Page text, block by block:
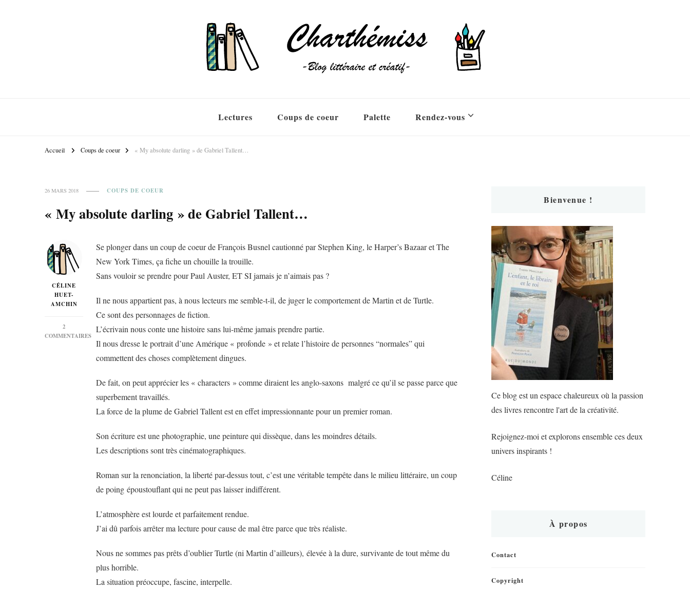
Lectures Coups de coeur Palette Rendez-vous
Accueil Coups de coeur « My absolute darling » de Gabriel Tallent…
26 MARS 2018 COUPS DE COEUR
« My absolute darling » de Gabriel Tallent…
CÉLINE
HUET-
AMCHIN
2
COMMENTAIRES
Se plonger dans un coup de coeur de François Busnel cautionné par Stephen King, le Harper’s Bazaar et The
New York Times, ça fiche un chouille la trouille.
Sans vouloir se prendre pour Paul Auster, ET SI jamais je n’aimais pas ?
Il ne nous appartient pas, à nous lecteurs me semble-t-il, de juger le comportement de Martin et de Turtle.
Ce sont des personnages de fiction.
L’écrivain nous conte une histoire sans lui-même jamais prendre partie.
Il nous dresse le portrait d’une Amérique « profonde » et relate l’histoire de personnes “normales” qui
commettent des choses complètement dingues.
De fait, on peut apprécier les « characters » comme diraient les anglo-saxons malgré ce qu’il se passe parce que
superbement travaillés.
La force de la plume de Gabriel Tallent est en effet impressionnante pour un premier roman.
Son écriture est une photographie, une peinture qui dissèque, dans les moindres détails.
Les descriptions sont très cinématographiques.
Roman sur la renonciation, la liberté par-dessus tout, c’est une véritable tempête dans le milieu littéraire, un coup
de poing époustouflant qui ne peut pas laisser indifférent.
L’atmosphère est lourde et parfaitement rendue.
J’ai dû parfois arrêter ma lecture pour cause de mal être parce que très réaliste.
Nous ne sommes pas prêts d’oublier Turtle (ni Martin d’ailleurs), élevée à la dure, survivante de tout même du
plus horrible.
La situation préoccupe, fascine, interpelle.
Bienvenue !
Ce blog est un espace chaleureux où la passion
des livres rencontre l'art de la créativité.
Rejoignez-moi et explorons ensemble ces deux
univers inspirants !
Céline
À propos
Contact
Copyright